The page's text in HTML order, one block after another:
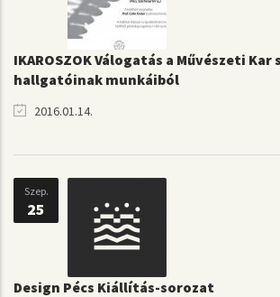
IKAROSZOK Válogatás a Művészeti Kar
hallgatóinak munkáiból
2016.01.14.
Szep.
25
Design Pécs Kiállítás-sorozat